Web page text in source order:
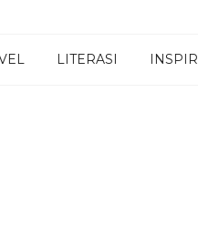
LITERASI